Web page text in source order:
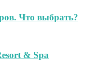
Что выбрать?
& Spa